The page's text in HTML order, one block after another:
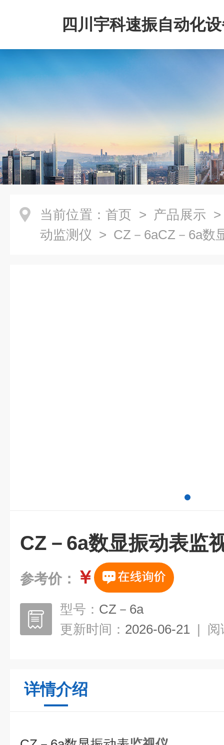
四川宇科速振自动化
公司
当前位置： 首页 > 产品展示
动监测仪 > CZ－6aCZ－6a数
CZ－6a数显振动表监
参考价： ￥
型号： CZ－6a
更新时间： 2026-06-21 | 阅
详情介绍